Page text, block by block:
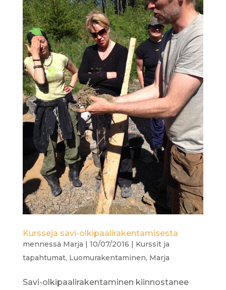
Kursseja savi-olkipaalirakentamisesta
mennessä Marja | 10/07/2016 | Kurssit ja
tapahtumat, Luomurakentaminen, Marja
Savi-olkipaalirakentaminen kiinnostanee